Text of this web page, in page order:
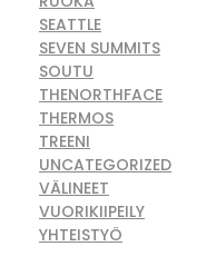
SEATTLE
SEVEN SUMMITS
SOUTU
THENORTHFACE
THERMOS
TREENI
UNCATEGORIZED
VÄLINEET
VUORIKIIPEILY
YHTEISTYÖ